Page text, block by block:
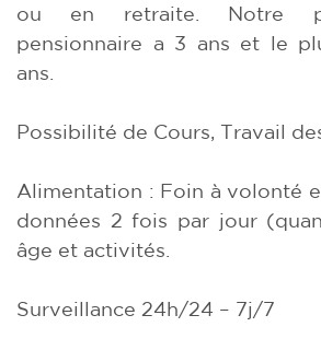
ou en retraite. Notre
pensionnaire a 3 ans et le
ans.
Possibilité de Cours, Travail
Alimentation : Foin à volonté
données 2 fois par jour
âge et activités.
Surveillance 24h/24 – 7j/7